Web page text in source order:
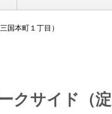
国本町１丁目）
クサイド（淀